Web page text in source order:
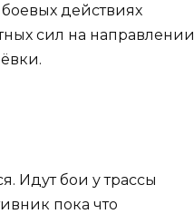
действиях
сил на направлении
Идут бои у трассы
пока что